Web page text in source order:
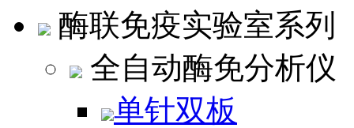
酶联免疫实验室系列
全自动酶免分析仪
单针双板